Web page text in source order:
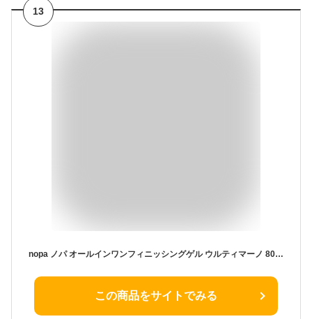
13
nopa ノパ オールインワンフィニッシングゲル ウルティマーノ 80g【楽天倉庫直送h】スキンケア 洗顔 クレンジング オイル サボテンシードオイル 保湿 オールインワンゲル
この商品をサイトでみる